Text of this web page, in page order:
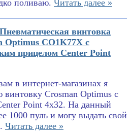
поливаю. Читать далее »
винтовка
Optimus CO1K77X с
прицелом Center Point
в интернет-магазинах я
Crosman Optimus с
Point 4x32. На данный
1000 пуль и могу выдать свой
Читать далее »